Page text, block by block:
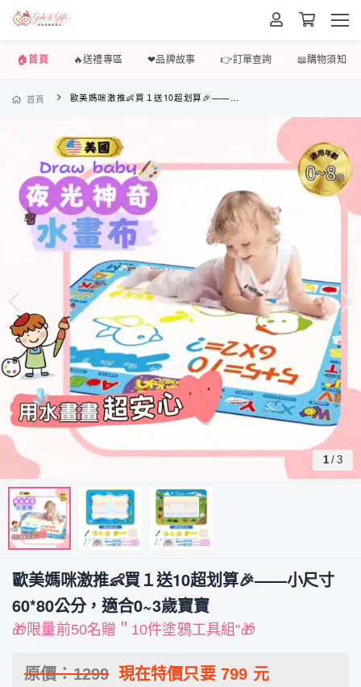
🏠首頁 🔥送禮專區 ❤品牌故事 👉訂單查詢 📖購物須知
首頁 歐美媽咪激推👶買１送10超划算🎉——小尺寸60*80公分，適合0~3歲寶寶
1 / 3
歐美媽咪激推👶買１送10超划算🎉——小尺寸
60*80公分，適合0~3歲寶寶
🎁限量前50名贈＂10件塗鴉工具組"🎁
原價：1299 現在特價只要799 元